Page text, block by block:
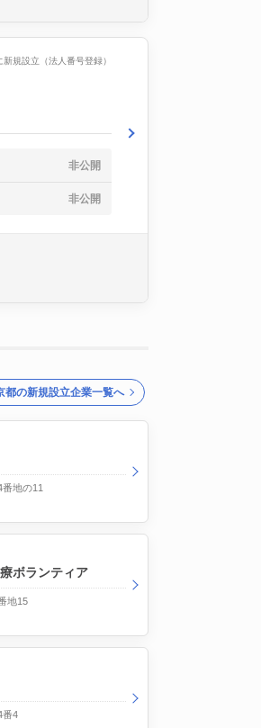
規設立（法人番号登録）
非公開
非公開
都の新規設立企業一覧へ
地の11
ボランティア
地15
番4